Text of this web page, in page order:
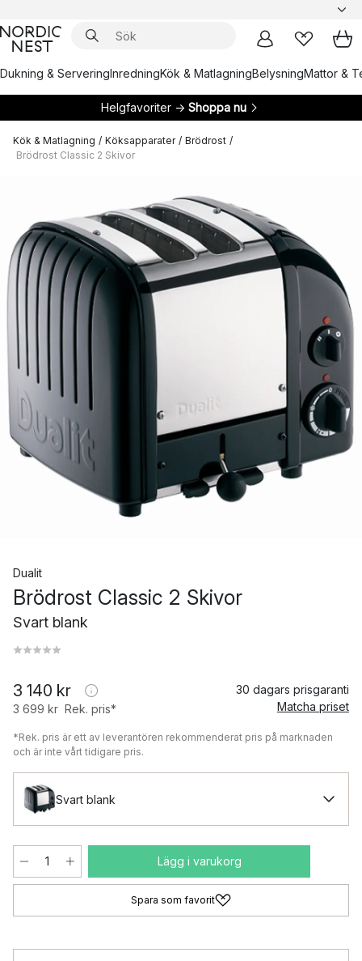
Dukning & ServeringInredningKök & MatlagningBelysningMattor &
Helgfavoriter → Shoppa nu
Kök & Matlagning / Köksapparater / Brödrost /
Brödrost Classic 2 Skivor
Dualit
Brödrost Classic 2 Skivor
Svart blank
3 140 kr
3 699 kr Rek. pris*
30 dagars prisgaranti
Matcha priset
*Rek. pris är ett av leverantören rekommenderat pris på marknaden
och är inte vårt tidigare pris.
Svart blank
Lägg i varukorg
Spara som favorit